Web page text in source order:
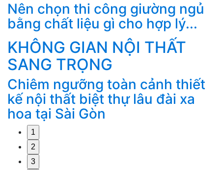
Nên chọn thi công giường ngủ
bằng chất liệu gì cho hợp lý...
KHÔNG GIAN NỘI THẤT
SANG TRỌNG
Chiêm ngưỡng toàn cảnh thiết
kế nội thất biệt thự lâu đài xa
hoa tại Sài Gòn
1
2
3